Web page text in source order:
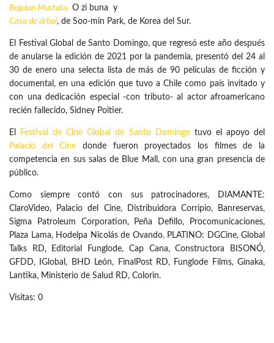
Bogdan Mustata O zi buna y
Casa de árbol, de Soo-min Park, de Korea del Sur.
El Festival Global de Santo Domingo, que regresó este año después
de anularse la edición de 2021 por la pandemia, presentó del 24 al
30 de enero una selecta lista de más de 90 películas de ficción y
documental, en una edición que tuvo a Chile como país invitado y
con una dedicación especial -con tributo- al actor afroamericano
recién fallecido, Sidney Poitier.
El Festival de Cine Global de Santo Domingotuvo el apoyo del
Palacio del Cine donde fueron proyectados los filmes de la
competencia en sus salas de Blue Mall, con una gran presencia de
público.
Como siempre contó con sus patrocinadores, DIAMANTE:
ClaroVideo, Palacio del Cine, Distribuidora Corripio, Banreservas,
Sigma Patroleum Corporation, Peña Defillo, Procomunicaciones,
Plaza Lama, Hodelpa Nicolás de Ovando. PLATINO: DGCine, Global
Talks RD, Editorial Funglode, Cap Cana, Constructora BISONÓ,
GFDD, IGlobal, BHD León, FinalPost RD, Funglode Films, Ginaka,
Lantika, Ministerio de Salud RD, Colorin.
Visitas: 0